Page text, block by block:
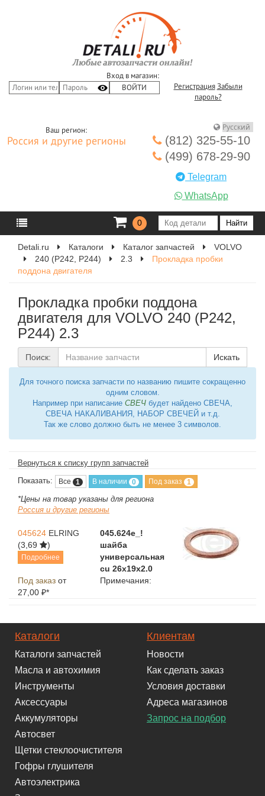
Вход в магазин:
Регистрация Забыли
пароль?
Ваш регион:
Россия и другие регионы
(812) 325-55-10
(499) 678-29-90
Telegram
WhatsApp
0
Detali.ru Каталоги Каталог запчастей
VOLVO
240 (P242, P244)
2.3
Прокладка пробки
поддона двигателя
Прокладка пробки поддона
двигателя для VOLVO 240 (P242,
P244) 2.3
Поиск: Искать
Для точного поиска запчасти по названию пишите сокращенно
одним словом.
Например при написание СВЕЧ будет найдено СВЕЧА,
СВЕЧА НАКАЛИВАНИЯ, НАБОР СВЕЧЕЙ и т.д.
Так же слово должно быть не менее 3 символов.
Вернуться к списку групп запчастей
Показать: Все 1 В наличии 0 Под заказ 1
*Цены на товар указаны для региона
Россия и другие регионы
045624 ELRING
(3,69
)
Подробнее
045.624e_!
шайба
универсальная
cu 26x19x2.0
Под заказ от
27,00 ₽*
Примечания:
Каталоги
Каталоги запчастей
Масла и автохимия
Инструменты
Аксессуары
Аккумуляторы
Автосвет
Щетки стеклоочистителя
Гофры глушителя
Автоэлектрика
Клиентам
Новости
Как сделать заказ
Условия доставки
Адреса магазинов
Запрос на подбор